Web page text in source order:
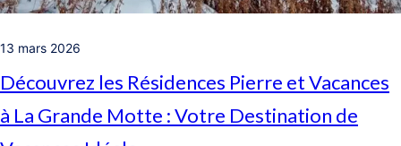
13 mars 2026
Découvrez les Résidences Pierre et Vacances
à La Grande Motte : Votre Destination de